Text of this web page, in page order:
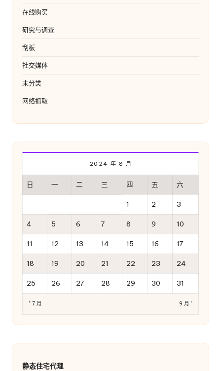
在线购买
研究与调查
刮板
社交媒体
未分类
网络抓取
2024 年 8 月
日 一 二 三 四 五 六
1 2 3
4 5 6 7 8 9 10
11 12 13 14 15 16 17
18 19 20 21 22 23 24
25 26 27 28 29 30 31
" 7 月 9 月 "
静态住宅代理